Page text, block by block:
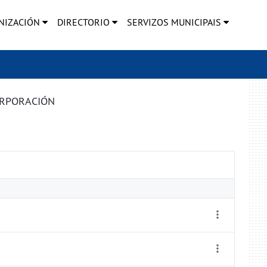
DIRECTORIO SERVIZOS MUNICIPAIS